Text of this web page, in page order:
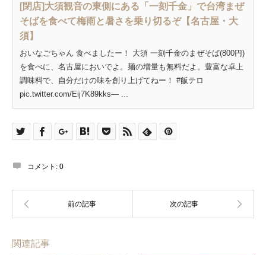
[閉店]大須観音の東側にある「一刻千金」で台湾まぜ
そばを食べて梅雨と暑さを乗り切るぞ【名古屋・大
須】
おいなごちゃん 食べましたー！ 大須 一刻千金のまぜそば(800円)
を食べに、名古屋においでよ。麺の増量も無料だよ。豊富な卓上
調味料で、自分だけの味を創り上げてねー！ #飯テロ
pic.twitter.com/Eij7K89kks— ...
コメント: 0
関連記事